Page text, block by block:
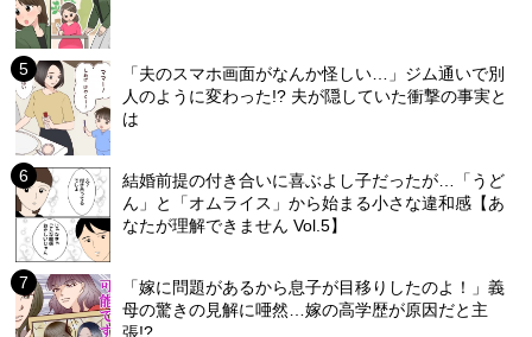
「夫のスマホ画面がなんか怪しい…」ジム通いで別
人のように変わった!? 夫が隠していた衝撃の事実と
は
結婚前提の付き合いに喜ぶよし子だったが…「うど
ん」と「オムライス」から始まる小さな違和感【あ
なたが理解できません Vol.5】
「嫁に問題があるから息子が目移りしたのよ！」義
母の驚きの見解に唖然…嫁の高学歴が原因だと主
張!?